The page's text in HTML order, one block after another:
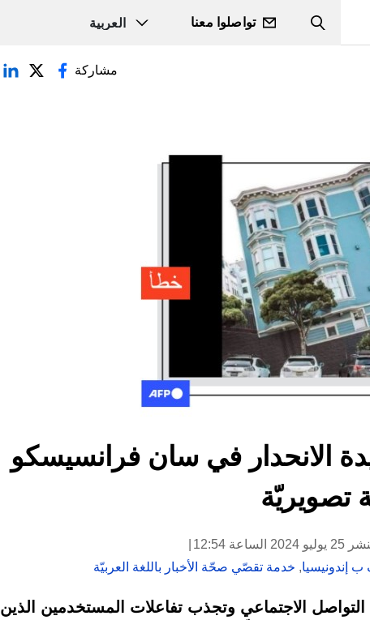
Search
تواصلوا معنا
مشاركة
الانحدار في سان فرانسيسكو
تصويريّة
الساعة 12:54
ب إندونيسيا, خدمة تقصّي صحّة الأخبار باللغة العربيّة
مواقع التواصل الاجتماعي وتجذب تفاعلات المستخدمين الذين